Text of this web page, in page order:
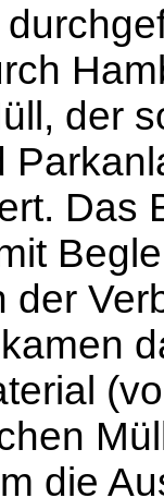
der
Das
der
die